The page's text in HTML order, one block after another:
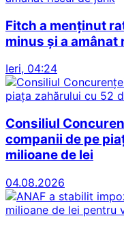
Fitch a menținut
minus și a amânat
Ieri, 04:24
Consiliul
companii de pe
milioane de lei
04.08.2026